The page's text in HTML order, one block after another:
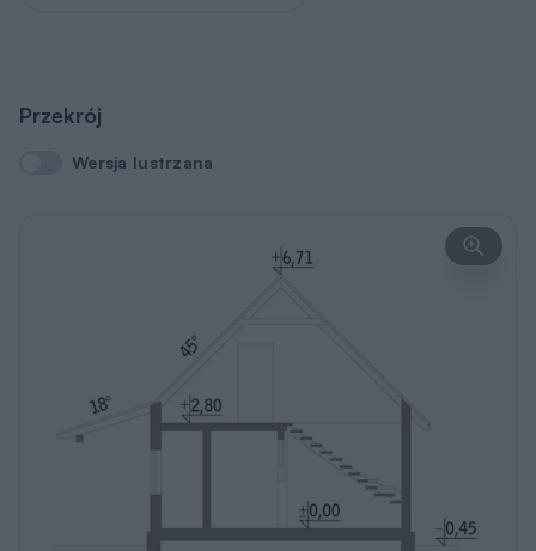
Przekrój
Wersja lustrzana
Wersja lustrzana